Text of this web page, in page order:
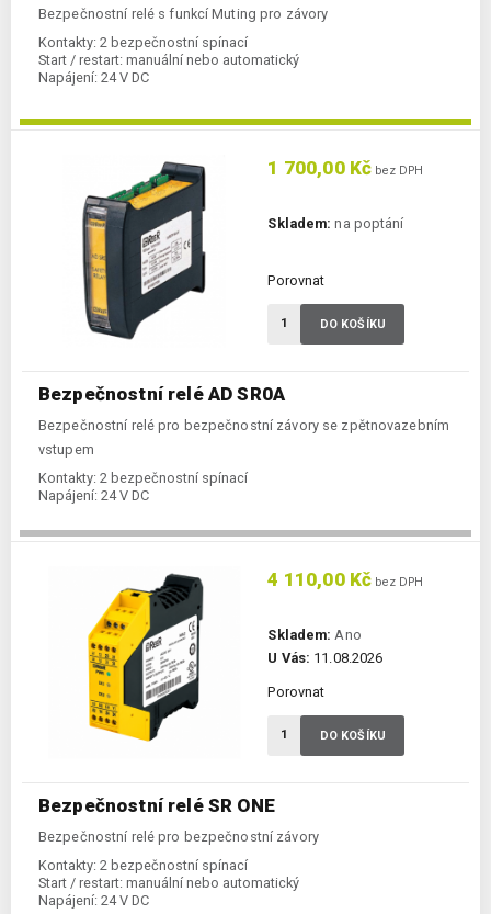
Bezpečnostní relé s funkcí Muting pro závory
Kontakty: 2 bezpečnostní spínací
Start / restart: manuální nebo automatický
Napájení: 24 V DC
Bezpečnostní relé AD SR0A
Bezpečnostní relé pro bezpečnostní závory se zpětnovazebním
vstupem
Kontakty: 2 bezpečnostní spínací
Napájení: 24 V DC
1 700,00 Kč bez DPH
Skladem: na poptání
Porovnat
DO KOŠÍKU
Bezpečnostní relé SR ONE
Bezpečnostní relé pro bezpečnostní závory
Kontakty: 2 bezpečnostní spínací
Start / restart: manuální nebo automatický
Napájení: 24 V DC
4 110,00 Kč bez DPH
Skladem: Ano
U Vás: 11.08.2026
Porovnat
DO KOŠÍKU